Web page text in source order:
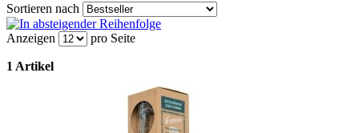
Sortieren nach
Anzeigen pro Seite
1 Artikel